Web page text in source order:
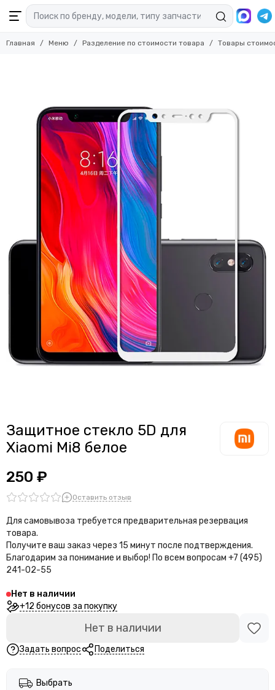
Главная Меню Разделение по стоимости товара Товары
Защитное стекло 5D для
Xiaomi Mi8 белое
250 ₽
Оставить отзыв
Для самовывоза требуется предварительная резервация
товара.
Получите ваш заказ через 15 минут после подтверждения.
Благодарим за понимание и выбор! По всем вопросам +7 (495)
241-02-55
Нет в наличии
+12 бонусов за покупку
Нет в наличии
Задать вопрос Поделиться
Выбрать